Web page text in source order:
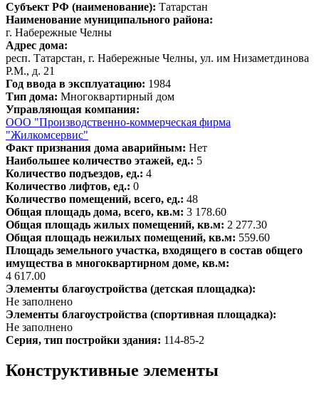
Субъект РФ (наименование): Татарстан
Наименование муниципального района:
г. Набережные Челны
Адрес дома:
респ. Татарстан, г. Набережные Челны, ул. им Низаметдинова
Р.М., д. 21
Год ввода в эксплуатацию: 1984
Тип дома: Многоквартирный дом
Управляющая компания:
ООО "Производственно-коммерческая фирма
"Жилкомсервис"
Факт признания дома аварийным: Нет
Наибольшее количество этажей, ед.: 5
Количество подъездов, ед.: 4
Количество лифтов, ед.: 0
Количество помещений, всего, ед.: 48
Общая площадь дома, всего, кв.м: 3 178.60
Общая площадь жилых помещений, кв.м: 2 277.30
Общая площадь нежилых помещений, кв.м: 559.60
Площадь земельного участка, входящего в состав общего
имущества в многоквартирном доме, кв.м:
4 617.00
Элементы благоустройства (детская площадка):
Не заполнено
Элементы благоустройства (спортивная площадка):
Не заполнено
Серия, тип постройки здания: 114-85-2
Конструктивные элементы